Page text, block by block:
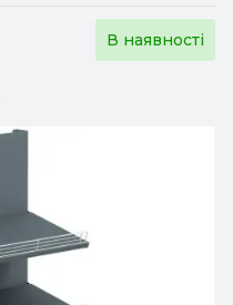
В наявності